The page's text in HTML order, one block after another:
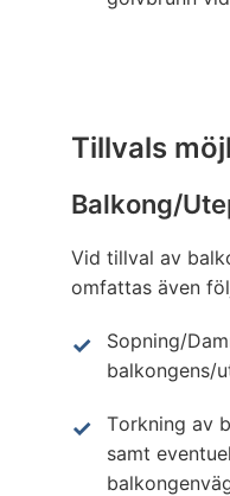
Tillvals
Balkong/
Vid tillval av
omfattas även
Sopning/
balkongens/
Torkning av
samt